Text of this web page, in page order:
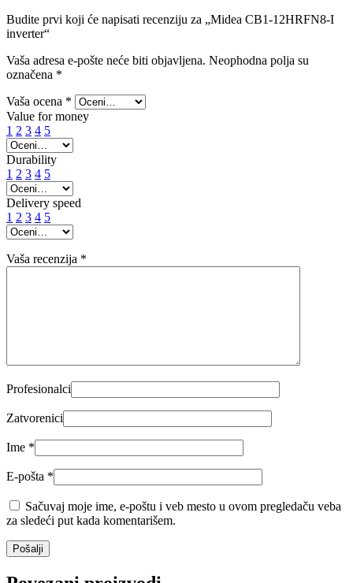
Budite prvi koji će napisati recenziju za „Midea CB1-12HRFN8-I
inverter“
Vaša adresa e-pošte neće biti objavljena. Neophodna polja su
označena *
Vaša ocena *
Value for money
1 2 3 4 5
Durability
1 2 3 4 5
Delivery speed
1 2 3 4 5
Vaša recenzija *
Profesionalci
Zatvorenici
Ime *
E-pošta *
Sačuvaj moje ime, e-poštu i veb mesto u ovom pregledaču veba
za sledeći put kada komentarišem.